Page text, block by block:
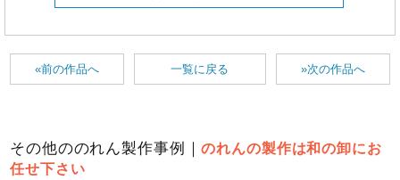
«前の作品へ »次の作品へ
一覧に戻る
その他ののれん製作事例｜のれんの製作は和の卸にお
任せ下さい